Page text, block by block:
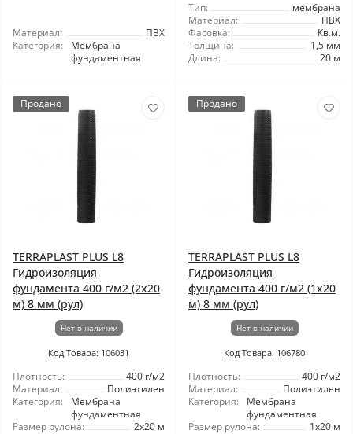
Материал:
ПВХ
Категория:
Мембрана
фундаментная
Тип:
мембрана
Материал:
ПВХ
Фасовка:
Кв.м.
Толщина:
1,5 мм
Длина:
20 м
Продано
TERRAPLAST PLUS L8
Гидроизоляция
фундамента 400 г/м2 (2x20
м) 8 мм (рул)
Нет в наличии
Код Товара: 106031
Плотность:
400 г/м2
Материал:
Полиэтилен
Категория:
Мембрана
фундаментная
Размер рулона:
2x20 м
Продано
TERRAPLAST PLUS L8
Гидроизоляция
фундамента 400 г/м2 (1x20
м) 8 мм (рул)
Нет в наличии
Код Товара: 106780
Плотность:
400 г/м2
Материал:
Полиэтилен
Категория:
Мембрана
фундаментная
Размер рулона:
1x20 м